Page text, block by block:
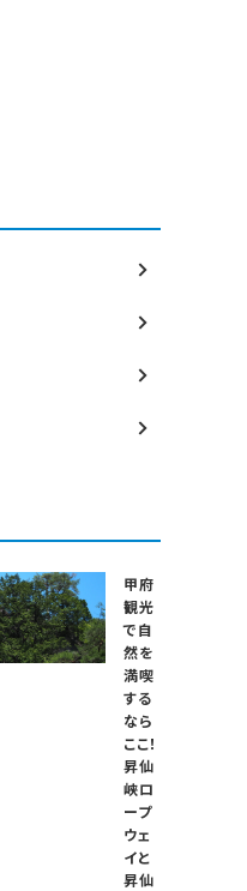
甲府
観光
で自
然を
満喫
する
なら
ここ！
昇仙
峡ロ
ープ
ウェ
イと
昇仙